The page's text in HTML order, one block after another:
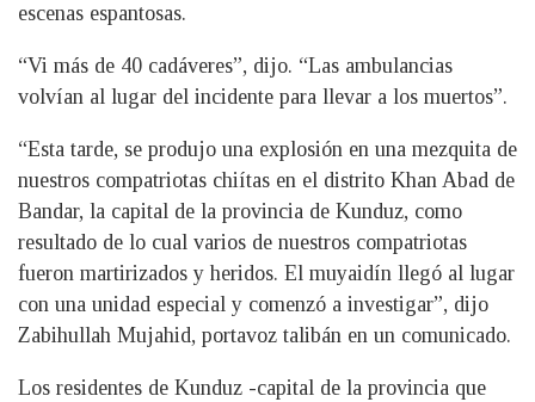
escenas espantosas.
“Vi más de 40 cadáveres”, dijo. “Las ambulancias
volvían al lugar del incidente para llevar a los muertos”.
“Esta tarde, se produjo una explosión en una mezquita de
nuestros compatriotas chiítas en el distrito Khan Abad de
Bandar, la capital de la provincia de Kunduz, como
resultado de lo cual varios de nuestros compatriotas
fueron martirizados y heridos. El muyaidín llegó al lugar
con una unidad especial y comenzó a investigar”, dijo
Zabihullah Mujahid, portavoz talibán en un comunicado.
Los residentes de Kunduz -capital de la provincia que